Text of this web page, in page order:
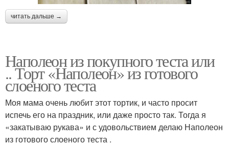
читать дальше →
Наполеон из покупного теста или
.. Торт «Наполеон» из готового
слоеного теста
Моя мама очень любит этот тортик, и часто просит
испечь его на праздник, или даже просто так. Тогда я
«закатываю рукава» и с удовольствием делаю Наполеон
из готового слоеного теста .